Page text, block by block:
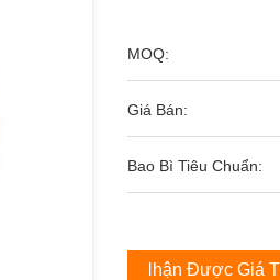
MOQ:
Giá Bán:
Bao Bì Tiêu Chuẩn:
Nhận Được Giá